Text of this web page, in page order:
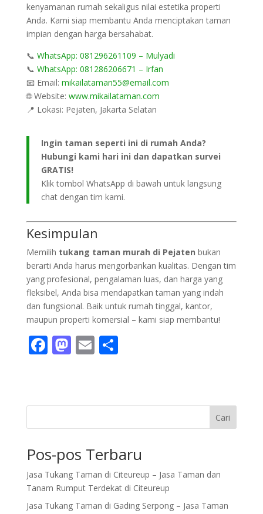
kenyamanan rumah sekaligus nilai estetika properti
Anda. Kami siap membantu Anda menciptakan taman
impian dengan harga bersahabat.
📞 WhatsApp: 081296261109 – Mulyadi
📞 WhatsApp: 081286206671 – Irfan
📧 Email: mikailataman55@email.com
🌐 Website: www.mikailataman.com
📍 Lokasi: Pejaten, Jakarta Selatan
Ingin taman seperti ini di rumah Anda?
Hubungi kami hari ini dan dapatkan survei
GRATIS!
Klik tombol WhatsApp di bawah untuk langsung
chat dengan tim kami.
Kesimpulan
Memilih tukang taman murah di Pejaten bukan
berarti Anda harus mengorbankan kualitas. Dengan tim
yang profesional, pengalaman luas, dan harga yang
fleksibel, Anda bisa mendapatkan taman yang indah
dan fungsional. Baik untuk rumah tinggal, kantor,
maupun properti komersial – kami siap membantu!
F
b
k
M
d
E
l
S
e
Cari
Pos-pos Terbaru
Jasa Tukang Taman di Citeureup – Jasa Taman dan
Tanam Rumput Terdekat di Citeureup
Jasa Tukang Taman di Gading Serpong – Jasa Taman